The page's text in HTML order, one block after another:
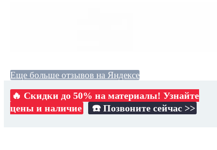
Еще больше отзывов на Яндексе
🔥 Скидки до 50% на материалы! Узнайте
цены и наличие
☎️ Позвоните сейчас >>